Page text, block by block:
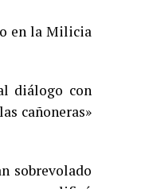
en la Milicia
diálogo con
cañoneras»
sobrevolado